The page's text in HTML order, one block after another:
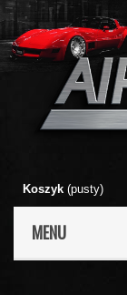
Koszyk (pusty)
MENU